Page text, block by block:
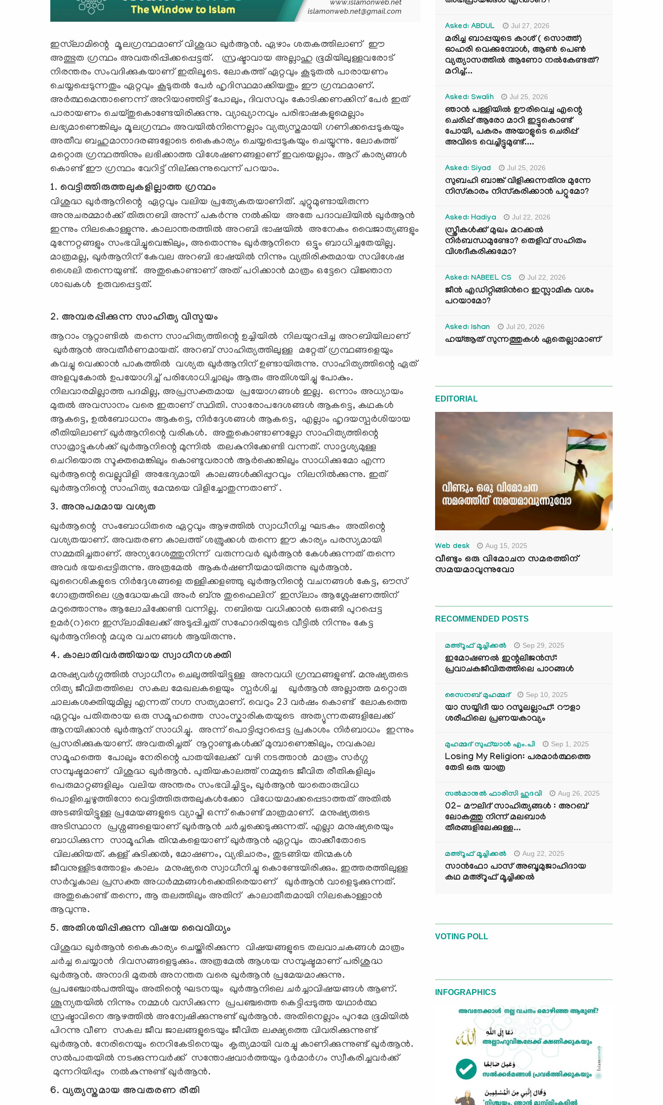
ഇസ്‍ലാമിന്റെ മൂലഗ്രന്ഥമാണ് വിശുദ്ധ ഖുർആൻ. ഏഴാം ശതകത്തിലാണ് ഈ
അത്ഭുത ഗ്രന്ഥം അവതരിപ്പിക്കപ്പെട്ടത്. സ്രഷ്ടാവായ അല്ലാഹു ഭൂമിയിലുള്ളവരോട്
നിരന്തരം സംവദിക്കുകയാണ് ഇതിലൂടെ. ലോകത്ത് ഏറ്റവും കൂടുതല്‍ പാരായണം
ചെയ്യപ്പെടുന്നതും ഏറ്റവും കൂടുതല്‍ പേര്‍ ഹൃദിസ്ഥമാക്കിയതും ഈ ഗ്രന്ഥമാണ്.
അര്‍ത്ഥമെന്താണെന്ന് അറിയാഞ്ഞിട്ട് പോലും, ദിവസവും കോടിക്കണക്കിന് പേര്‍ ഇത്
പാരായണം ചെയ്തുകൊണ്ടേയിരിക്കുന്നു. വ്യാഖ്യാനവും പരിഭാഷകളുമെല്ലാം
ലഭ്യമാണെങ്കിലും മൂലഗ്രന്ഥം അവയില്‍നിന്നെല്ലാം വ്യത്യസ്തമായി ഗണിക്കപ്പെടുകയും
അതീവ ബഹുമാനാദരങ്ങളോടെ കൈകാര്യം ചെയ്യപ്പെടുകയും ചെയ്യുന്നു. ലോകത്ത്
മറ്റൊരു ഗ്രന്ഥത്തിനും ലഭിക്കാത്ത വിശേഷണങ്ങളാണ് ഇവയെല്ലാം. ആറ് കാര്യങ്ങള്‍
കൊണ്ട് ഈ ഗ്രന്ഥം വേറിട്ട് നില്ക്കുന്നുവെന്ന് പറയാം.
1. വെട്ടിത്തിരുത്തലുകളില്ലാത്ത ഗ്രന്ഥം
വിശുദ്ധ ഖുർആനിന്റെ ഏറ്റവും വലിയ പ്രത്യേകതയാണിത്. ചുറ്റുമുണ്ടായിരുന്ന
അനുചരമ്മാർക്ക് തിരുനബി അന്ന് പകർന്നു നൽകിയ അതേ പദാവലിയിൽ ഖുർആൻ
ഇന്നും നിലകൊള്ളുന്നു. കാലാന്തരത്തിൽ അറബി ഭാഷയിൽ അനേകം വൈജാത്യങ്ങളും
മുന്നേറ്റങ്ങളും സംഭവിച്ചുവെങ്കിലും, അതൊന്നും ഖുർആനിനെ ഒട്ടും ബാധിച്ചതേയില്ല.
മാത്രമല്ല, ഖുർആനിന് കേവല അറബി ഭാഷയിൽ നിന്നും വ്യതിരിക്തമായ സവിശേഷ
ശൈലി തന്നെയുണ്ട്. അതുകൊണ്ടാണ് അത് പഠിക്കാൻ മാത്രം ഒട്ടേറെ വിജ്ഞാന
ശാഖകൾ ഉരുവപ്പെട്ടത്.
2. അമ്പരപ്പിക്കുന്ന സാഹിത്യ വിസ്മയം
ആറാം നൂറ്റാണ്ടിൽ തന്നെ സാഹിത്യത്തിന്റെ ഉച്ചിയിൽ നിലയുറപ്പിച്ച അറബിയിലാണ്
ഖുർആൻ അവതീർണമായത്. അറബ് സാഹിത്യത്തിലുള്ള മറ്റേത് ഗ്രന്ഥങ്ങളെയും
കവച്ചു വെക്കാൻ പാകത്തിൽ വശ്യത ഖുർആനിന് ഉണ്ടായിരുന്നു. സാഹിത്യത്തിന്റെ ഏത്
അളവുകോൽ ഉപയോഗിച്ച് പരിശോധിച്ചാലും ആരും അതിശയിച്ചു പോകും.
നിലവാരമില്ലാത്ത പദമില്ല, അപ്രസക്തമായ പ്രയോഗങ്ങൾ ഇല്ല. ഒന്നാം അധ്യായം
മുതൽ അവസാനം വരെ ഇതാണ് സ്ഥിതി. സാരോപദേശങ്ങൾ ആകട്ടെ, കഥകൾ
ആകട്ടെ, ഉൽബോധനം ആകട്ടെ, നിർദ്ദേശങ്ങൾ ആകട്ടെ, എല്ലാം ഹൃദയസ്പർശിയായ
രീതിയിലാണ് ഖുർആനിന്റെ വരികൾ. അതുകൊണ്ടാണല്ലോ സാഹിത്യത്തിന്റെ
സാമ്രാട്ടുകൾക്ക് ഖുർആനിന്റെ മുന്നിൽ തലകുനിക്കേണ്ടി വന്നത്. സാദൃശ്യമുള്ള
ചെറിയൊരു സൂക്തമെങ്കിലും കൊണ്ടുവരാൻ ആർക്കെങ്കിലും സാധിക്കുമോ എന്ന
ഖുർആന്റെ വെല്ലുവിളി അഭേദ്യമായി കാലങ്ങൾക്കിപ്പുറവും നിലനിൽക്കുന്നു. ഇത്‌
ഖുർആനിന്റെ സാഹിത്യ മേന്മയെ വിളിച്ചോതുന്നതാണ് .
3. അനുപമമായ വശ്യത
ഖുർആന്റെ സംബോധിതരെ ഏറ്റവും ആഴത്തിൽ സ്വാധീനിച്ച ഘടകം അതിന്റെ
വശ്യതയാണ്. അവതരണ കാലത്ത് ശത്രുക്കൾ തന്നെ ഈ കാര്യം പരസ്യമായി
സമ്മതിച്ചതാണ്. അന്യദേശത്തുനിന്ന് വരുന്നവർ ഖുർആൻ കേൾക്കുന്നത് തന്നെ
അവർ ഭയപ്പെട്ടിരുന്നു. അത്രമേൽ ആകർഷണീയമായിരുന്നു ഖുർആൻ.
ഖുറൈശികളുടെ നിർദ്ദേശങ്ങളെ തള്ളിക്കളഞ്ഞു ഖുർആനിന്റെ വചനങ്ങൾ കേട്ട, ഔസ്
ഗോത്രത്തിലെ ശ്രദ്ധേയകവി അംർ ബ്നു തുഫൈലിന് ഇസ്‍ലാം ആശ്ലേഷണത്തിന്
മറുത്തൊന്നും ആലോചിക്കേണ്ടി വന്നില്ല. നബിയെ വധിക്കാൻ ഒരുങ്ങി പുറപ്പെട്ട
ഉമര്‍(റ)നെ ഇസ്‍ലാമിലേക്ക് അടുപ്പിച്ചത് സഹോദരിയുടെ വീട്ടിൽ നിന്നും കേട്ട
ഖുർആനിന്റെ മധുര വചനങ്ങൾ ആയിരുന്നു.
4. കാലാതിവർത്തിയായ സ്വാധീനശക്തി
മനുഷ്യവർഗ്ഗത്തിൽ സ്വാധീനം ചെലുത്തിയിട്ടുള്ള അനവധി ഗ്രന്ഥങ്ങളുണ്ട്. മനുഷ്യരുടെ
നിത്യ ജീവിതത്തിലെ സകല മേഖലകളെയും സ്പർശിച്ച ഖുർആൻ അല്ലാത്ത മറ്റൊരു
ചാലകശക്തിയുമില്ല എന്നത് നഗ്ന സത്യമാണ്. വെറും 23 വർഷം കൊണ്ട് ലോകത്തെ
ഏറ്റവും പതിതരായ ഒരു സമൂഹത്തെ സാംസ്കാരികതയുടെ അത്യുന്നതങ്ങളിലേക്ക്
ആനയിക്കാൻ ഖുർആന് സാധിച്ചു. അന്ന് പൊട്ടിപ്പുറപ്പെട്ട പ്രകാശം നിർബാധം ഇന്നും
പ്രസരിക്കുകയാണ്. അവതരിച്ചത് നൂറ്റാണ്ടുകൾക്ക് മുമ്പാണെങ്കിലും, നവകാല
സമൂഹത്തെ പോലും നേരിന്റെ പാതയിലേക്ക് വഴി നടത്താൻ മാത്രം സർഗ്ഗ
സമ്പുഷ്ടമാണ് വിശുദ്ധ ഖുർആൻ. പുതിയകാലത്ത്‌ നമ്മുടെ ജീവിത രീതികളിലും
പെരുമാറ്റങ്ങളിലും വലിയ അന്തരം സംഭവിച്ചിട്ടും, ഖുർആൻ യാതൊരുവിധ
പൊളിച്ചെഴുത്തിനോ വെട്ടിത്തിരുത്തലുകൾക്കോ വിധേയമാക്കപ്പെടാത്തത് അതിൽ
അടങ്ങിയിട്ടുള്ള പ്രമേയങ്ങളുടെ വ്യാപ്തി ഒന്ന് കൊണ്ട് മാത്രമാണ്. മനുഷ്യരുടെ
അടിസ്ഥാന പ്രശ്നങ്ങളെയാണ് ഖുർആൻ ചർച്ചക്കെടുക്കുന്നത്. എല്ലാ മനുഷ്യരെയും
ബാധിക്കുന്ന സാമൂഹിക തിന്മകളെയാണ് ഖുർആൻ ഏറ്റവും താക്കീതോടെ
വിലക്കിയത്. കള്ള് കുടിക്കൽ, മോഷണം, വ്യഭിചാരം, തുടങ്ങിയ തിന്മകൾ
ജീവനുള്ളിടത്തോളം കാലം മനുഷ്യരെ സ്വാധീനിച്ചു കൊണ്ടേയിരിക്കും. ഇത്തരത്തിലുള്ള
സർവ്വകാല പ്രസക്ത അധര്‍മ്മങ്ങൾക്കെതിരെയാണ് ഖുർആൻ വാളെടുക്കുന്നത്.
അതുകൊണ്ട് തന്നെ, ആ തലത്തിലും അതിന് കാലാതീതമായി നിലകൊള്ളാൻ
ആവുന്നു.
5. അതിശയിപ്പിക്കുന്ന വിഷയ വൈവിധ്യം
വിശുദ്ധ ഖുർആൻ കൈകാര്യം ചെയ്തിരിക്കുന്ന വിഷയങ്ങളുടെ തലവാചകങ്ങൾ മാത്രം
ചർച്ച ചെയ്യാൻ ദിവസങ്ങളെടുക്കും. അത്രമേൽ ആശയ സമ്പുഷ്ടമാണ് പരിശുദ്ധ
ഖുർആൻ. അനാദി മുതൽ അനന്തത വരെ ഖുർആൻ പ്രമേയമാക്കുന്നു.
പ്രപഞ്ചോല്‍പത്തിയും അതിന്റെ ഘടനയും ഖുർആനിലെ ചർച്ചാവിഷയങ്ങൾ ആണ്.
ശൂന്യതയിൽ നിന്നും നമ്മൾ വസിക്കുന്ന പ്രപഞ്ചത്തെ കെട്ടിപ്പടുത്ത യഥാർത്ഥ
സ്രഷ്ടാവിനെ ആഴത്തിൽ അന്വേഷിക്കുന്നുണ്ട് ഖുർആൻ. അതിനെല്ലാം പുറമേ ഭൂമിയിൽ
പിറന്നു വീണ സകല ജീവ ജാലങ്ങളുടെയും ജീവിത ലക്ഷ്യത്തെ വിവരിക്കുന്നുണ്ട്
ഖുർആൻ. നേരിനെയും നെറികേടിനെയും കൃത്യമായി വരച്ചു കാണിക്കുന്നുണ്ട് ഖുർആൻ.
സൽപാതയിൽ നടക്കുന്നവർക്ക് സന്തോഷവാർത്തയും ദുർമാർഗം സ്വീകരിച്ചവർക്ക്
മുന്നറിയിപ്പും നൽകുന്നുണ്ട് ഖുർആൻ.
6. വ്യത്യസ്തമായ അവതരണ രീതി
Asked: ABDUL Jul 27, 2026
മരിച്ച ബാപ്പയുടെ കാശ് ( സൊത്ത്)
ഓഹരി വെക്കുമ്പോൾ, ആണ്‍ പെണ്‍
വ്യത്യാസത്തില്‍ ആണോ നല്‍കേണ്ടത്?
മറിച്ച്...
Asked: Swalih Jul 25, 2026
ഞാൻ പള്ളിയിൽ ഊരിവെച്ച എന്റെ
ചെരിപ്പ് ആരോ മാറി ഇട്ടുകൊണ്ട്
പോയി, പകരം അയാളുടെ ചെരിപ്പ്
അവിടെ വെച്ചിട്ടുമുണ്ട്....
Asked: Siyad Jul 25, 2026
സുബഹി ബാങ്ക് വിളിക്കുന്നതിനു മുന്നേ
നിസ്കാരം നിസ്കരിക്കാൻ പറ്റുമോ?
Asked: Hadiya Jul 22, 2026
സ്ത്രീകൾക്ക് മുഖം മറക്കൽ
നിർബന്ധമുണ്ടോ? തെളിവ് സഹിതം
വിശദീകരിക്കുമോ?
Asked: NABEEL CS Jul 22, 2026
ജീൻ എഡിറ്റിങ്ങിന്‍റെ ഇസ്ലാമിക വശം
പറയാമോ?
Asked: Ishan Jul 20, 2026
ഹയ്ആത് സുന്നത്തുകൾ ഏതെല്ലാമാണ്
EDITORIAL
Web desk Aug 15, 2025
വീണ്ടും ഒരു വിമോചന സമരത്തിന്
സമയമാവുന്നുവോ
RECOMMENDED POSTS
മഅ്റൂഫ് മൂച്ചിക്കല്‍ Sep 29, 2025
ഇമോഷണൽ ഇന്റലിജൻസ്:
പ്രവാചകജീവിതത്തിലെ പാഠങ്ങൾ
സൈനബ് മുഹമ്മദ് Sep 10, 2025
യാ സയ്യിദീ യാ റസൂലല്ലാഹ്: റൗളാ
ശരീഫിലെ പ്രണയകാവ്യം
മുഹമ്മദ് സുഫ്‌യാൻ എം.പി Sep 1, 2025
Losing My Religion: പരമാർത്ഥത്തെ
തേടി ഒരു യാത്ര
സൽമാനുൽ ഫാരിസി ഹുദവി Aug 26, 2025
02- മൗലിദ് സാഹിത്യങ്ങൾ : അറബ്
ലോകത്തു നിന്ന് മലബാർ
തീരങ്ങളിലേക്കുള്ള...
മഅ്റൂഫ് മൂച്ചിക്കല്‍ Aug 22, 2025
സാൻഫോ പാസ് അബൂമുജാഹിദായ
കഥ മഅ്റൂഫ് മൂച്ചിക്കല്‍
VOTING POLL
INFOGRAPHICS